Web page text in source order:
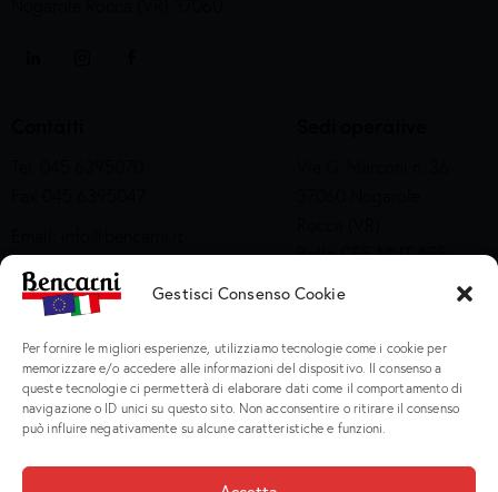
Gestisci Consenso Cookie
Per fornire le migliori esperienze, utilizziamo tecnologie come i cookie per
memorizzare e/o accedere alle informazioni del dispositivo. Il consenso a
queste tecnologie ci permetterà di elaborare dati come il comportamento di
navigazione o ID unici su questo sito. Non acconsentire o ritirare il consenso
può influire negativamente su alcune caratteristiche e funzioni.
SDI: T04ZHR3
Company Profile
Bollo CEE N° IT 455
M CE
37060 Nogarole
Rocca (VR)
Bollo CEE S2X49
Prodotti